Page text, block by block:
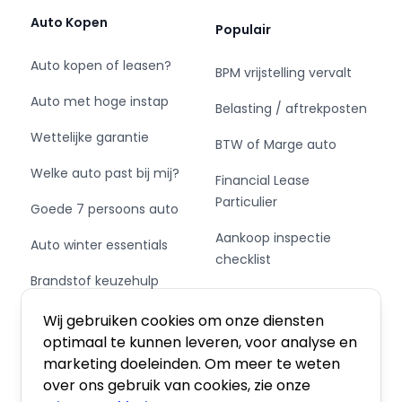
Wij gebruiken cookies om onze diensten
optimaal te kunnen leveren, voor analyse en
marketing doeleinden. Om meer te weten
over ons gebruik van cookies, zie onze
• Brussel: Via de E314 rijd je ongeveer 2 uur;
ongeveer 1 uur en 15 min.
Meer informatie? Bezoek BAS World online!
Auto Kopen
Auto kopen of leasen?
Auto met hoge instap
Wettelijke garantie
Welke auto past bij mij?
Goede 7 persoons auto
Auto winter essentials
Brandstof keuzehulp
Schakel of automaat?
Populair
BPM vrijstelling vervalt
Belasting / aftrekposten
BTW of Marge auto
Financial Lease
Particulier
Aankoop inspectie
checklist
Private Leasen,
Financieren of Kopen?